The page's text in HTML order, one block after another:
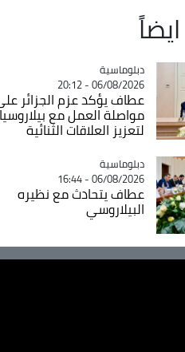
Catégorie
دبلوماسية
06/08/2026 - 20:12
عطاف يؤكد عزم الجزائر
مواصلة العمل مع بيلاروسيا
لتعزيز العلاقات الثنائية
Catégorie
دبلوماسية
06/08/2026 - 16:44
عطاف يتحادث مع نظيره
البيلاروسي